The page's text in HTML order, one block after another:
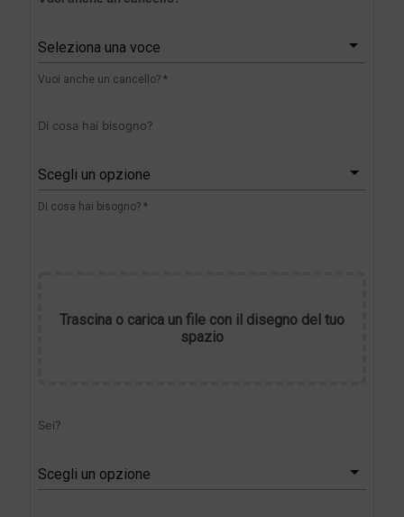
Seleziona una voce
Vuoi anche un cancello? *
Di cosa hai bisogno?
Scegli un opzione
Di cosa hai bisogno? *
Trascina o carica un file con il disegno del tuo
spazio
Sei?
Scegli un opzione